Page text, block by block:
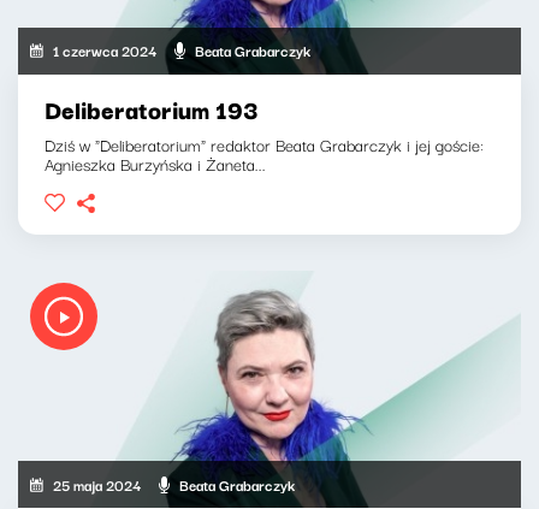
1 czerwca 2024 Beata Grabarczyk
Deliberatorium 193
Dziś w "Deliberatorium" redaktor Beata Grabarczyk i jej goście:
Agnieszka Burzyńska i Żaneta...
25 maja 2024 Beata Grabarczyk